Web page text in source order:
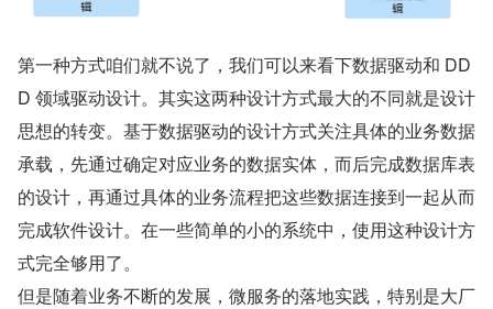
第一种方式咱们就不说了，我们可以来看下数据驱动和 DD
D 领域驱动设计。其实这两种设计方式最大的不同就是设计
思想的转变。基于数据驱动的设计方式关注具体的业务数据
承载，先通过确定对应业务的数据实体，而后完成数据库表
的设计，再通过具体的业务流程把这些数据连接到一起从而
完成软件设计。在一些简单的小的系统中，使用这种设计方
式完全够用了。
但是随着业务不断的发展，微服务的落地实践，特别是大厂